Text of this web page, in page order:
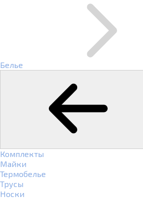
Белье
Комплекты
Майки
Термобелье
Трусы
Носки